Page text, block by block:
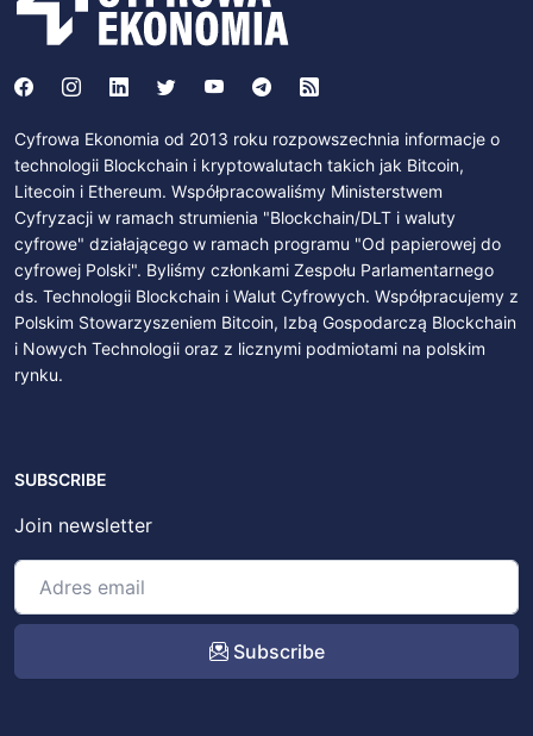
Cyfrowa Ekonomia od 2013 roku rozpowszechnia informacje o
technologii Blockchain i kryptowalutach takich jak Bitcoin,
Litecoin i Ethereum. Współpracowaliśmy Ministerstwem
Cyfryzacji w ramach strumienia "Blockchain/DLT i waluty
cyfrowe" działającego w ramach programu "Od papierowej do
cyfrowej Polski". Byliśmy członkami Zespołu Parlamentarnego
ds. Technologii Blockchain i Walut Cyfrowych. Współpracujemy z
Polskim Stowarzyszeniem Bitcoin, Izbą Gospodarczą Blockchain
i Nowych Technologii oraz z licznymi podmiotami na polskim
rynku.
SUBSCRIBE
Join newsletter
Subscribe